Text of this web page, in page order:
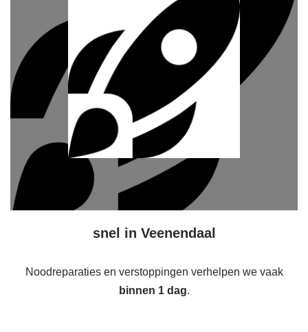
snel in Veenendaal
Noodreparaties en verstoppingen verhelpen we vaak
binnen 1 dag.